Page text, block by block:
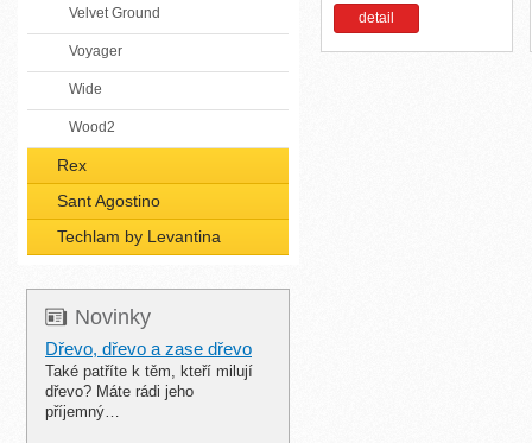
Velvet Ground
Voyager
Wide
Wood2
Rex
Sant Agostino
Techlam by Levantina
Novinky
Dřevo, dřevo a zase dřevo
Také patříte k těm, kteří milují
dřevo? Máte rádi jeho
příjemný…
detail